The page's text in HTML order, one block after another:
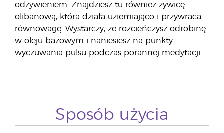
odżywieniem. Znajdziesz tu również żywicę
olibanową, która działa uziemiająco i przywraca
równowagę. Wystarczy, że rozcieńczysz odrobinę
w oleju bazowym i naniesiesz na punkty
wyczuwania pulsu podczas porannej medytacji.
Sposób użycia